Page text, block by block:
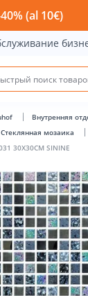
MID0031
(al 10€)
Внутренняя
Стеклянная мозаика
30X30CM SININE